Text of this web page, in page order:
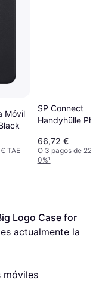
Móvil
TAE
SP Connect
Handyhülle
16 Pro Max
66,72 €
O 3 pagos de
0%¹
Logo Case for
actualmente la
móviles